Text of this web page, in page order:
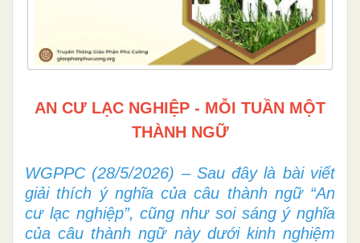
AN CƯ LẠC NGHIỆP - MỖI TUẦN MỘT
THÀNH NGỮ
WGPPC (28/5/2026) – Sau đây là bài viết
giải thích ý nghĩa của câu thành ngữ “An
cư lạc nghiệp”, cũng như soi sáng ý nghĩa
của câu thành ngữ này dưới kinh nghiệm